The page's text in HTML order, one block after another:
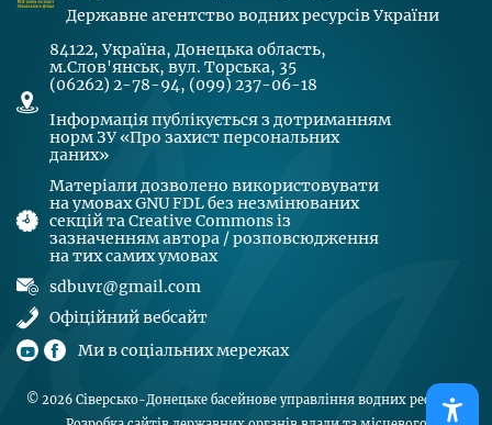
Державне агентство водних ресурсів України
84122, Україна, Донецька область,
м.Слов'янськ, вул. Торська, 35
(06262) 2-78-94, (099) 237-06-18
Інформація публікується з дотриманням
норм ЗУ «Про захист персональних
даних»
Матеріали дозволено використовувати
на умовах GNU FDL без незмінюваних
секцій та Creative Commons із
зазначенням автора / розповсюдження
на тих самих умовах
sdbuvr@gmail.com
Офіційний вебсайт
Ми в соціальних мережах
© 2026 Сіверсько-Донецьке басейнове управління водних ресурсів